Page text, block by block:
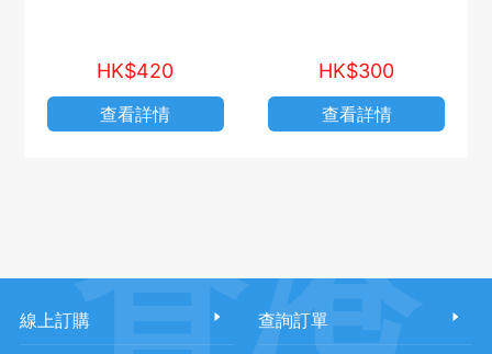
HK$420
查看詳情
HK$300
查看詳情
線上訂購 查詢訂單
香港